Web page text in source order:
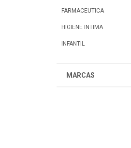
FARMACEUTICA
HIGIENE INTIMA
INFANTIL
MARCAS